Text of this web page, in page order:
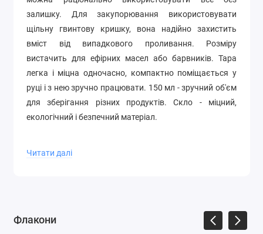
залишку. Для закупорювання використовувати
щільну гвинтову кришку, вона надійно захистить
вміст від випадкового проливання. Розміру
вистачить для ефірних масел або барвників. Тара
легка і міцна одночасно, компактно поміщається у
руці і з нею зручно працювати. 150 мл - зручний об'єм
для зберігання різних продуктів.Скло - міцний,
екологічний і безпечний матеріал.
використовуються для пакування та зберігання
У відео можна побачити, як виглядає скляний
Читати далі
Флакони